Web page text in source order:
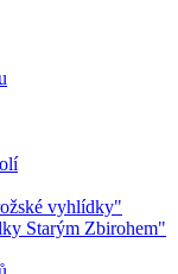
vyhlídky"
Starým Zbirohem"